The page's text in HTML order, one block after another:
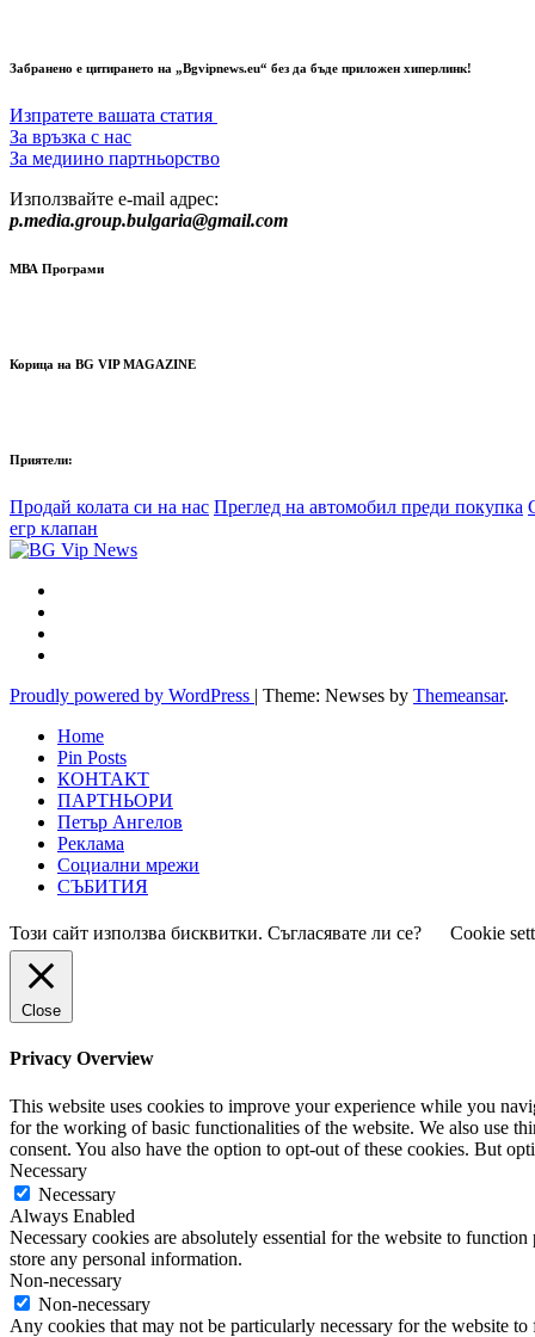
Забранено е цитирането на „Bgvipnews.eu“ без да бъде приложен хиперлинк!
Изпратете вашата статия
За връзка с нас
За медиино партньорство
Използвайте e-mail адрес:
p.media.group.bulgaria@gmail.com
МВА Програми
Корица на BG VIP MAGAZINE
Приятели:
Продай колата си на нас Преглед на автомобил преди покупка
егр клапан
Proudly powered by WordPress | Theme: Newses by Themeansar.
Home
Pin Posts
КОНТАКТ
ПАРТНЬОРИ
Петър Ангелов
Реклама
Социални мрежи
СЪБИТИЯ
Този сайт използва бисквитки. Съгласявате ли се? Cookie
Close
Privacy Overview
This website uses cookies to improve your experience while you
for the working of basic functionalities of the website. We also use
consent. You also have the option to opt-out of these cookies. But
Necessary
Necessary
Always Enabled
Necessary cookies are absolutely essential for the website to
store any personal information.
Non-necessary
Non-necessary
Any cookies that may not be particularly necessary for the website